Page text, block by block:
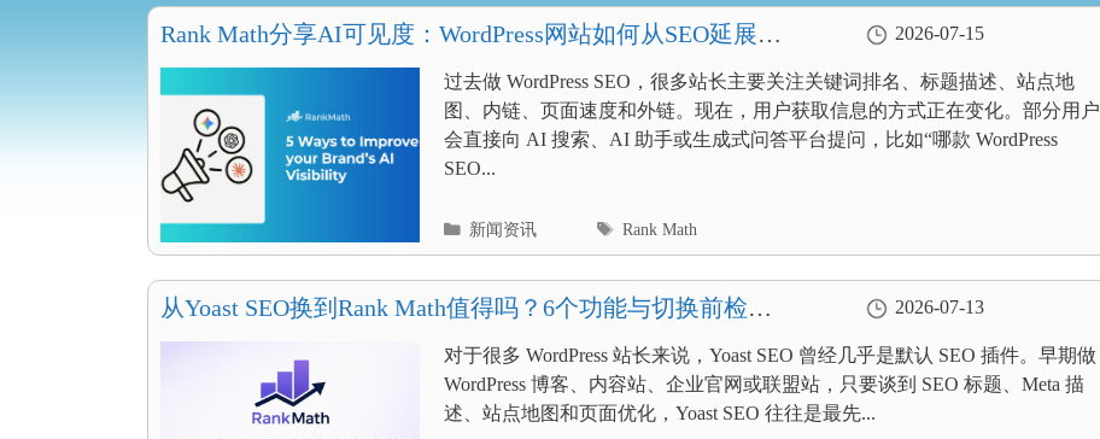
Rank Math分享AI可见度：WordPress网站如何从SEO延展到
GEO优化？
2026-07-15
过去做 WordPress SEO，很多站长主要关注关键词排名、标题描述、站点地
图、内链、页面速度和外链。现在，用户获取信息的方式正在变化。部分用户
会直接向 AI 搜索、AI 助手或生成式问答平台提问，比如“哪款 WordPress
SEO...
分
类
目
录
新闻资讯
标
签
Rank Math
从Yoast SEO换到Rank Math值得吗？6个功能与切换前检查
清单
2026-07-13
对于很多 WordPress 站长来说，Yoast SEO 曾经几乎是默认 SEO 插件。早期做
WordPress 博客、内容站、企业官网或联盟站，只要谈到 SEO 标题、Meta 描
述、站点地图和页面优化，Yoast SEO 往往是最先...